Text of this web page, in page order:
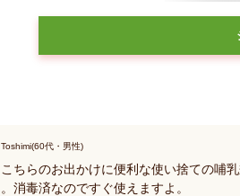
Toshimi(60代・男性)
こちらのお出かけに便利な使い捨ての哺
。消毒済なのですぐ使えますよ。